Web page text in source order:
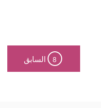
8 السابق